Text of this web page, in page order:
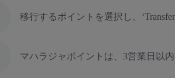
移行するポイントを選択し、
マハラジャポイントは、3営業日以